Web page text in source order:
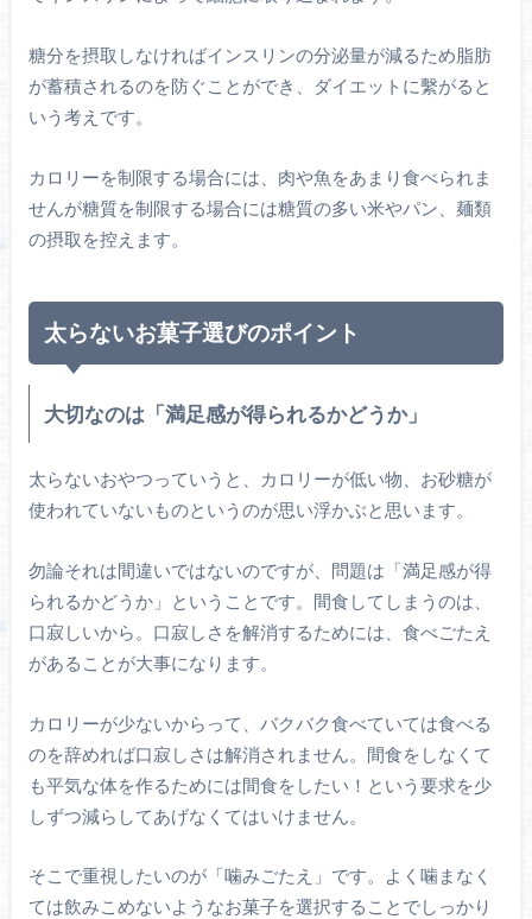
糖分を摂取しなければインスリンの分泌量が減るため脂肪
が蓄積されるのを防ぐことができ、ダイエットに繫がると
いう考えです。
カロリーを制限する場合には、肉や魚をあまり食べられま
せんが糖質を制限する場合には糖質の多い米やパン、麺類
の摂取を控えます。
太らないお菓子選びのポイント
大切なのは「満足感が得られるかどうか」
太らないおやつっていうと、カロリーが低い物、お砂糖が
使われていないものというのが思い浮かぶと思います。
勿論それは間違いではないのですが、問題は「満足感が得
られるかどうか」ということです。間食してしまうのは、
口寂しいから。口寂しさを解消するためには、食べごたえ
があることが大事になります。
カロリーが少ないからって、バクバク食べていては食べる
のを辞めれば口寂しさは解消されません。間食をしなくて
も平気な体を作るためには間食をしたい！という要求を少
しずつ減らしてあげなくてはいけません。
そこで重視したいのが「噛みごたえ」です。よく噛まなく
ては飲みこめないようなお菓子を選択することでしっかり